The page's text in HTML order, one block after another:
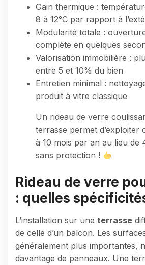
Gain thermique :
8 à 12°C par rapport à
Modularité totale :
complète en quelques
Valorisation immobilière :
entre 5 et 10% du bien
Entretien minimal :
produit à vitre classique
Un rideau de verre
terrasse permet d’exploiter
à 10 mois par an au lieu de
sans protection !
Rideau de verre
: quelles
L’installation sur une terrasse
de celle d’un balcon. Les
généralement plus importantes,
davantage de panneaux. Une